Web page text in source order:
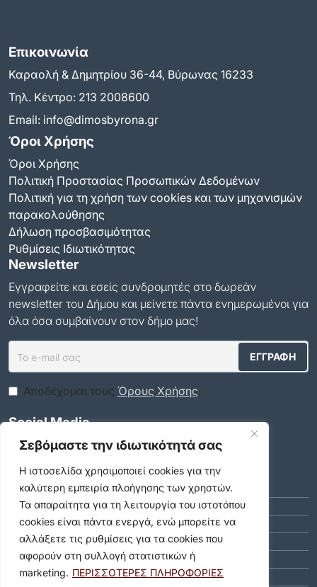
Σεβόμαστε την ιδιωτικότητά σας
Η ιστοσελίδα χρησιμοποιεί cookies για την
καλύτερη εμπειρία πλοήγησης των χρηστών.
Τα απαραίτητα για τη λειτουργία του ιστοτόπου
cookies είναι πάντα ενεργά, ενώ μπορείτε να
αλλάξετε τις ρυθμίσεις για τα cookies που
αφορούν στη συλλογή στατιστικών ή
marketing. ΠΕΡΙΣΣΟΤΕΡΕΣ ΠΛΗΡΟΦΟΡΙΕΣ
Επικοινωνία
Καραολή & Δημητρίου 36-44, Βύρωνας 16233
Τηλ. Κέντρο: 213 2008600
Email: info@dimosbyrona.gr
Όροι Χρήσης
Όροι Χρήσης
Πολιτική Προστασίας Προσωπικών Δεδομένων
Πολιτική για τη χρήση των cookies και των μηχανισμών
παρακολούθησης
Δήλωση προσβασιμότητας
Ρυθμίσεις Ιδιωτικότητας
Newsletter
Εγγραφείτε και εσείς συνδρομητές στο δωρεάν
newsletter του Δήμου και μείνετε πάντα ενημερωμένοι για
όλα όσα συμβαίνουν στον δήμο μας!
Αποδέχομαι τους Όρους Χρήσης.
Social Media
Αρχείο
ΑΎΓΟΥΣΤΟΣ 2026 (8)
ΙΟΎΛΙΟΣ 2026 (55)
ΙΟΎΝΙΟΣ 2026 (46)
ΜΆΙΟΣ 2026 (59)
ΑΠΡΊΛΙΟΣ 2026 (40)
ΜΆΡΤΙΟΣ 2026 (51)